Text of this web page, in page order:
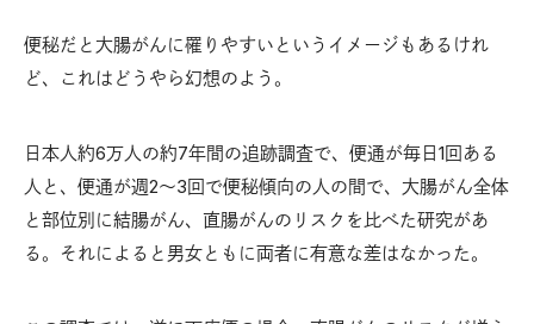
便秘だと大腸がんに罹りやすいというイメージもあるけれ
ど、これはどうやら幻想のよう。
日本人約6万人の約7年間の追跡調査で、便通が毎日1回ある
人と、便通が週2〜3回で便秘傾向の人の間で、大腸がん全体
と部位別に結腸がん、直腸がんのリスクを比べた研究があ
る。それによると男女ともに両者に有意な差はなかった。